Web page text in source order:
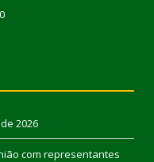
2026
com representantes